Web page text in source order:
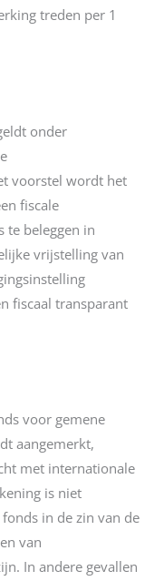
treden per 1
onder
voorstel wordt het
fiscale
te beleggen in
vrijstelling van
fiscaal transparant
voor gemene
aangemerkt,
met internationale
is niet
in de zin van de
van
In andere gevallen